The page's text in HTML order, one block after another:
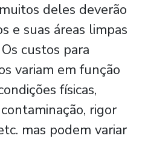
deles deverão
e suas áreas limpas
custos para
variam em função
físicas,
rigor
mas podem variar